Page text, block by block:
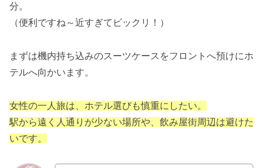
分。
（便利ですね～近すぎてビックリ！）
まずは機内持ち込みのスーツケースをフロントへ預けにホ
テルへ向かいます。
女性の一人旅は、ホテル選びも慎重にしたい。
駅から遠く人通りが少ない場所や、飲み屋街周辺は避けた
いです。